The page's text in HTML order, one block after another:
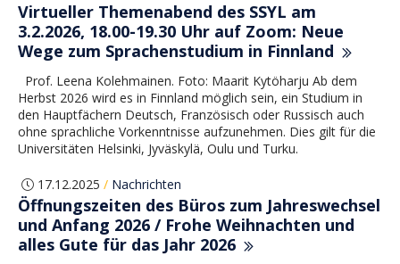
Virtueller Themenabend des SSYL am
3.2.2026, 18.00-19.30 Uhr auf Zoom: Neue
Wege zum Sprachenstudium in Finnland
Prof. Leena Kolehmainen. Foto: Maarit Kytöharju Ab dem
Herbst 2026 wird es in Finnland möglich sein, ein Studium in
den Hauptfächern Deutsch, Französisch oder Russisch auch
ohne sprachliche Vorkenntnisse aufzunehmen. Dies gilt für die
Universitäten Helsinki, Jyväskylä, Oulu und Turku.
17.12.2025/ Nachrichten
Öffnungszeiten des Büros zum Jahreswechsel
und Anfang 2026 / Frohe Weihnachten und
alles Gute für das Jahr 2026